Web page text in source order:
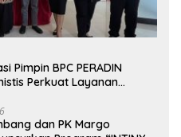
Pimpin BPC PERADIN
Perkuat Layanan
dan PK Margo